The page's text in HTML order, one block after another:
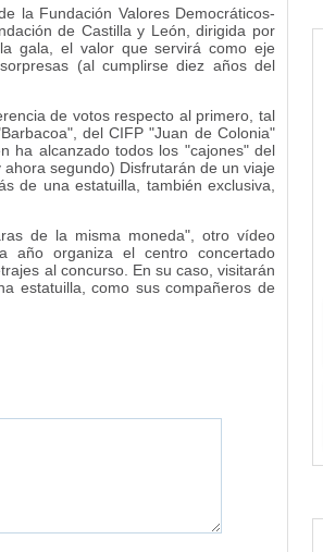
la Fundación Valores Democráticos-
de Castilla y León, dirigida por
gala, el valor que servirá como eje
(al cumplirse diez años del
de votos respecto al primero, tal
del CIFP "Juan de Colonia"
ha alcanzado todos los "cajones" del
segundo) Disfrutarán de un viaje
de una estatuilla, también exclusiva,
de la misma moneda", otro vídeo
año organiza el centro concertado
al concurso. En su caso, visitarán
estatuilla, como sus compañeros de